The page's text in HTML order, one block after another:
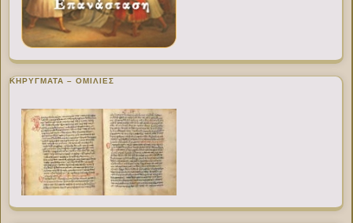
ΚΗΡΥΓΜΑΤΑ – ΟΜΙΛΙΕΣ